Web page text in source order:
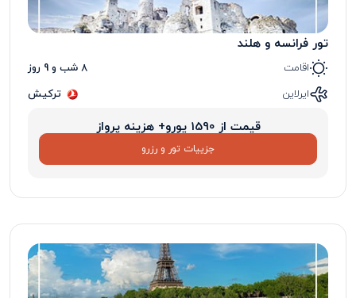
تور فرانسه و هلند
اقامت
8 شب و 9 روز
ایرلاین
ترکیش
قیمت از 1590 یورو+ هزینه پرواز
جزییات تور و رزرو